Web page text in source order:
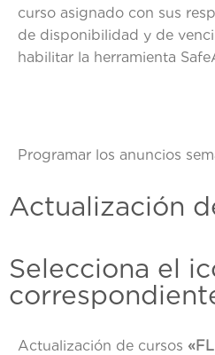
curso asignado con sus
de disponibilidad y de
habilitar la herramienta
Programar los anuncios
Actualización
Selecciona el
Actualización de cursos